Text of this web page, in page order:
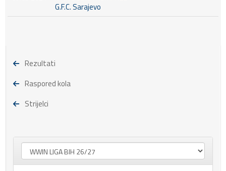
G.F.C. Sarajevo
Rezultati
Raspored kola
Strijelci